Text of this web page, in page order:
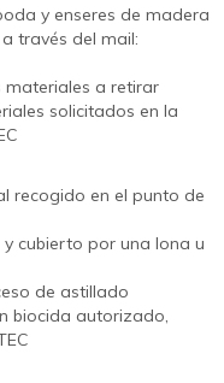
y enseres de madera
través del mail:
materiales a retirar
solicitados en la
recogido en el punto de
cubierto por una lona u
de astillado
biocida autorizado,